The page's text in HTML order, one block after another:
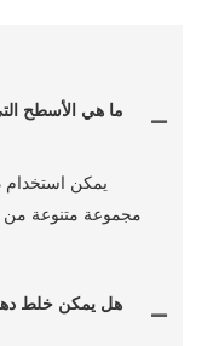
ما هي الأسطح
مجموعة متنوعة من